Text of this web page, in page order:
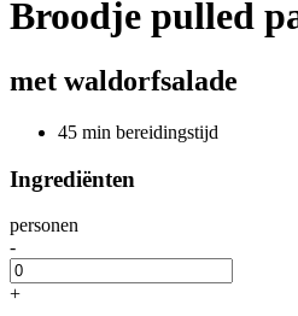
Broodje pulled
met waldorfsalade
45 min bereidingstijd
Ingrediënten
personen
-
+